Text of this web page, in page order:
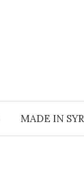
MADE IN